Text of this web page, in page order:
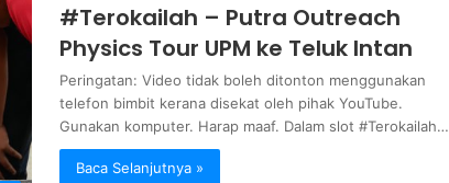
#Terokailah – Putra Outreach
Physics Tour UPM ke Teluk Intan
Peringatan: Video tidak boleh ditonton menggunakan
telefon bimbit kerana disekat oleh pihak YouTube.
Gunakan komputer. Harap maaf. Dalam slot #Terokailah…
Baca Selanjutnya »